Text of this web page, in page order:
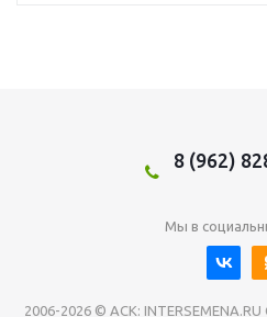
8 (962)
Мы в
2006-2026 © АСК: